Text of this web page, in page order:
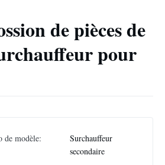
de pièces de
pour
de modèle:
Surchauffeur
secondaire